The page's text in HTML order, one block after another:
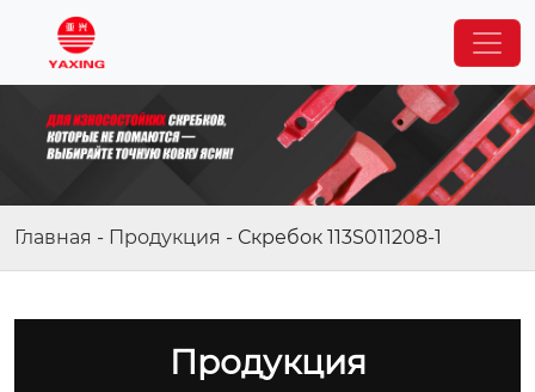
Главная - Продукция - Скребок 113S011208-1
Продукция